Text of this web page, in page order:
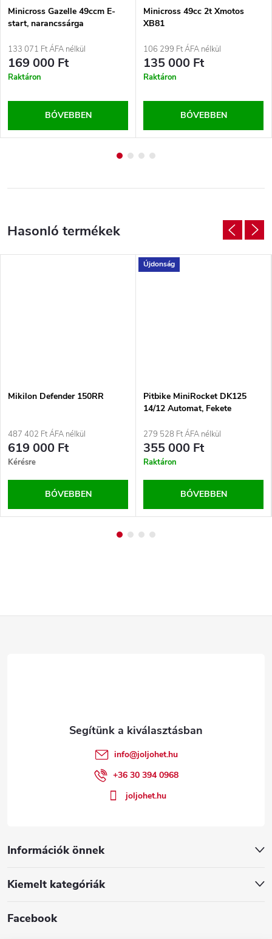
Minicross Gazelle 49ccm E-
start, narancssárga
133 071 Ft ÁFA nélkül
169 000 Ft
Raktáron
BŐVEBBEN
Minicross 49cc 2t Xmotos
XB81
106 299 Ft ÁFA nélkül
135 000 Ft
Raktáron
BŐVEBBEN
Mikilon Defender 150RR
487 402 Ft ÁFA nélkül
619 000 Ft
Kérésre
BŐVEBBEN
Újdonság
Pitbike MiniRocket DK125
14/12 Automat, Fekete
279 528 Ft ÁFA nélkül
355 000 Ft
Raktáron
BŐVEBBEN
Információk önnek
Kiemelt kategóriák
Facebook
info@joljohet.hu
+36 30 394 0968
joljohet.hu